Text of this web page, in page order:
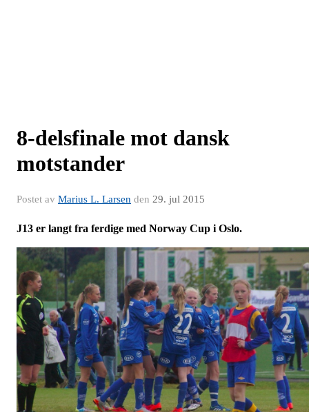
8-delsfinale mot dansk
motstander
Postet av Marius L. Larsen den 29. jul 2015
J13 er langt fra ferdige med Norway Cup i Oslo.